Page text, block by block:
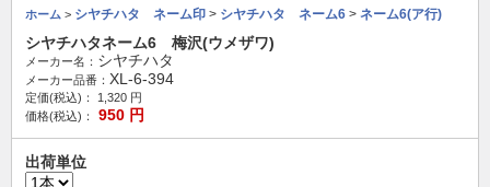
ホーム > シヤチハタ ネーム印 > シヤチハタ ネーム6 > ネーム6(ア行)
シヤチハタネーム6 梅沢(ウメザワ)
メーカー名： シヤチハタ
メーカー品番： XL-6-394
定価(税込)： 1,320 円
価格(税込)：
950 円
出荷単位